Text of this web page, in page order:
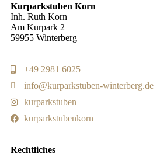
Kurparkstuben Korn
Inh. Ruth Korn
Am Kurpark 2
59955 Winterberg
+49 2981 6025
info@kurparkstuben-winterberg.de
kurparkstuben
kurparkstubenkorn
Rechtliches